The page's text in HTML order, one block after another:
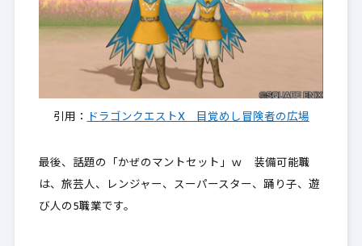
引用： ドラゴンクエストX 目覚めし冒険者の広場
最後、話題の「かぜのマントセット」ｗ 装備可能職
は、旅芸人、レンジャー、スーパースター、踊り子、遊
び人の5職業です。